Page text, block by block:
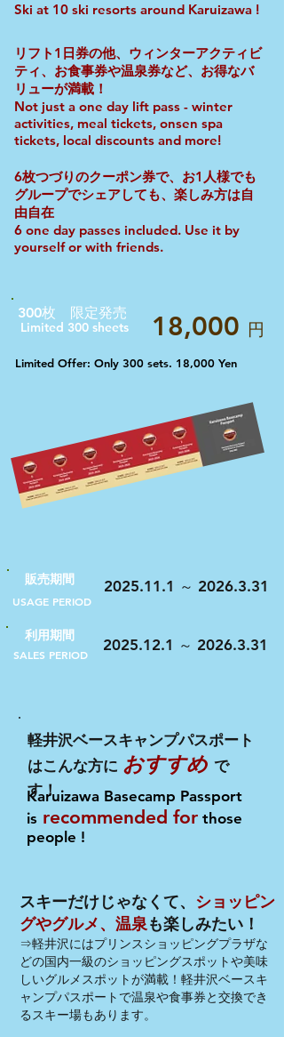
Ski at 10 ski resorts around Karuizawa !
​リフト1日券の他、ウィンターアクティビ
ティ、お食事券や温泉券など、お得なバ
リューが満載！
Not just a one day lift pass - winter
activities, meal tickets, onsen spa
tickets, local discounts and more!
6枚つづりのクーポン券で、お1人様でも
グループでシェアしても、楽しみ方は自
由自在
6 one day passes included. Use it by
yourself or with friends.
300枚 限定発売
Limited 300 sheets 18,000 円
Limited Offer: Only 300 sets. 18,000 Yen
​販売期間
USAGE PERIOD
2025.11.1 ～ 2026.3.31
​利用期間
SALES PERIOD
2025.12.1 ～ 2026.3.31
Karuizawa Basecamp Passport
is recommended for those
people !
軽井沢ベースキャンプパスポート
はこんな方に おすすめ で
す！
スキーだけじゃなくて、 ショッピン
グやグルメ、温泉も楽しみたい！
⇒軽井沢にはプリンスショッピングプラザな
どの国内一級のショッピングスポットや美味
しいグルメスポットが満載！軽井沢ベースキ
ャンプパスポートで温泉や食事券と交換でき
るスキー場もあります。